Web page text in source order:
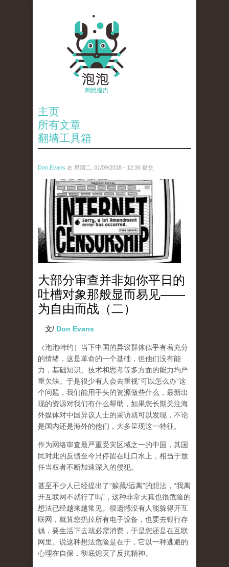
主页
所有文章
翻墙工具箱
Don Evans 在 星期二, 01/09/2018 - 12:36 提交
wechatimg866.jpeg
大部分审查并非如你平日的
吐槽对象那般显而易见——
为自由而战（二）
文/ Don Evans
（泡泡特约） 当下中国的异议群体似乎有着充分
的情绪，这是革命的一个基础，但他们没有能
力，基础知识、技术和思考等多方面的能力均严
重欠缺。于是很少有人会去重视“可以怎么办”这
个问题，我们能用手头的资源做些什么，最新出
现的资源对我们有什么帮助，如果您长期关注海
外媒体对中国异议人士的采访就可以发现，不论
是国内还是海外的他们，大多呈现这一特征。
作为网络审查最严重受灾区域之一的中国，其国
民对此的反馈至今只停留在吐口水上，相当于放
任当权者不断加速深入的侵犯。
甚至不少人已经提出了“躲藏/远离”的想法，“我离
开互联网不就行了吗”，这种非常天真也很危险的
想法已经越来越常见。很遗憾没有人能躲得开互
联网，就算您扔掉所有电子设备，也要去银行存
钱，要生活下去就必需消费，于是您还是在互联
网里。说这种想法危险是在于，它以一种逃避的
心理在自保，彻底熄灭了反抗精神。